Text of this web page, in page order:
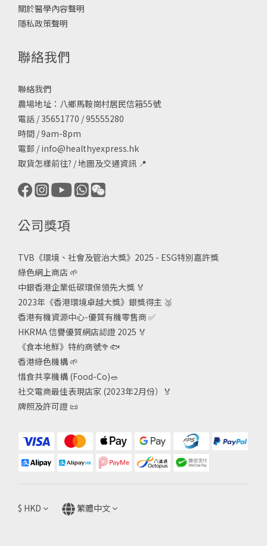
關於醫學內容聲明
隱私政策聲明
聯絡我們
聯絡我們
農場地址：八鄉馬鞍崗村居民信箱55號
電話 / 35651770 / 95555280
時間 / 9am-8pm
電郵 / info@healthyexpress.hk
取貨怎樣前往? /地圖及交通資訊 📍
公司獎項
TVB《環境、社會及管治大獎》2025 - ESG特別嘉許獎
綠色網上商店 🌱
中銀香港企業低碳環保領先大獎 🏅
2023年《香港環境卓越大獎》銀獎得主 🥈
香港有機資源中心-優質有機零售商✅
HKRMA 信譽優質網店認證 2025 🏅
《食本地鮮》特約商號🥦🐟
香港綠色機構 🌱
惜食共享機構 (Food-Co)🥗
社交電商最佳表現店家 (2023年2月份）🏅
牌照及許可證 📜
$ HKD 繁體中文